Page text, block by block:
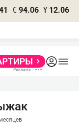
€ 94.06 ¥ 12.06